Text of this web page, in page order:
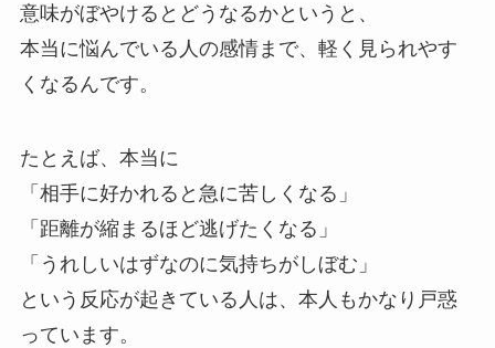
意味がぼやけるとどうなるかというと、
本当に悩んでいる人の感情まで、軽く見られやす
くなるんです。
たとえば、本当に
「相手に好かれると急に苦しくなる」
「距離が縮まるほど逃げたくなる」
「うれしいはずなのに気持ちがしぼむ」
という反応が起きている人は、本人もかなり戸惑
っています。